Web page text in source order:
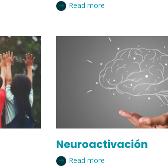
Read more
Neuroactivación
Read more